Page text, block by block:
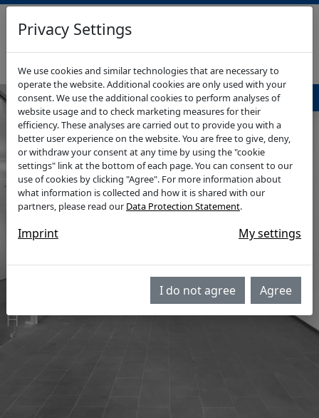
RHEIN-WUPPER-IMMO
GEWERBEIMMOBILIEN
Navigationsmenü
Privacy Settings
We use cookies and similar technologies that are necessary to
operate the website. Additional cookies are only used with your
consent. We use the additional cookies to perform analyses of
website usage and to check marketing measures for their
efficiency. These analyses are carried out to provide you with a
better user experience on the website. You are free to give, deny,
or withdraw your consent at any time by using the "cookie
settings" link at the bottom of each page. You can consent to our
use of cookies by clicking "Agree". For more information about
what information is collected and how it is shared with our
partners, please read our Data Protection Statement.
Imprint My settings
I do not agree Agree